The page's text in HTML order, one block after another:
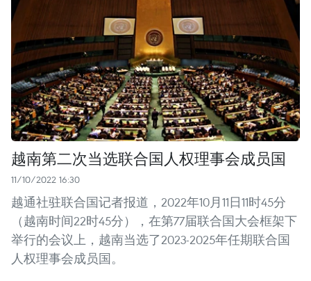
越南第二次当选联合国人权理事会成员国
11/10/2022 16:30
越通社驻联合国记者报道，2022年10月11日11时45分
（越南时间22时45分），在第77届联合国大会框架下
举行的会议上，越南当选了2023-2025年任期联合国
人权理事会成员国。